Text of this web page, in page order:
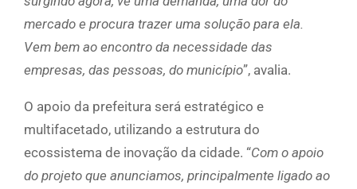
mercado e procura trazer uma solução para ela.
Vem bem ao encontro da necessidade das
empresas, das pessoas, do município”, avalia.
O apoio da prefeitura será estratégico e
multifacetado, utilizando a estrutura do
ecossistema de inovação da cidade. “Com o apoio
do projeto que anunciamos, principalmente ligado ao